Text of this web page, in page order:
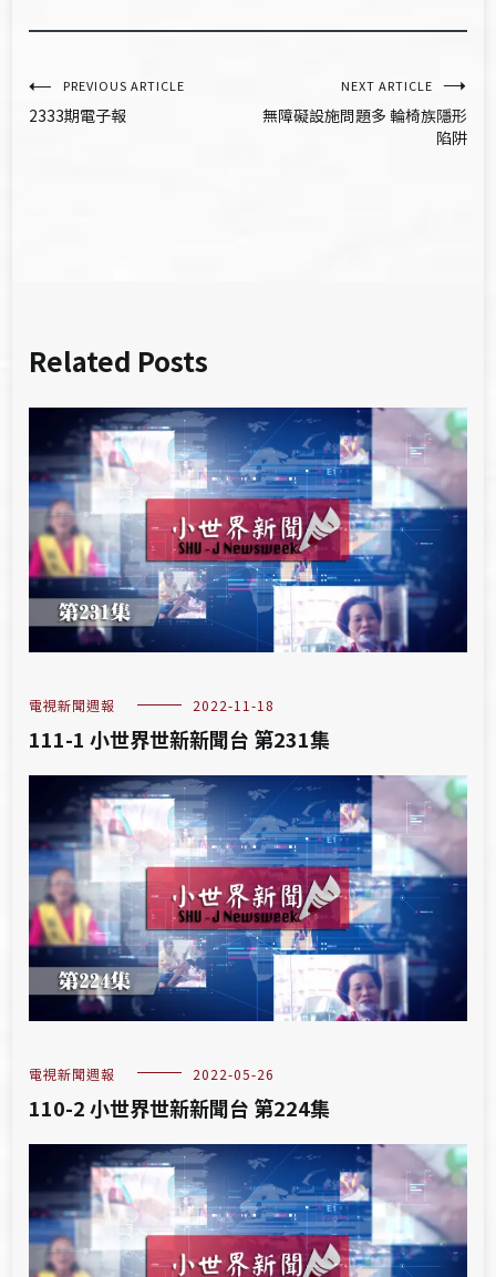
文
章
PREVIOUS ARTICLE
2333期電子報
NEXT ARTICLE
無障礙設施問題多 輪椅族隱形
陷阱
Related Posts
電視新聞週報 2022-11-18
111-1 小世界世新新聞台 第231集
電視新聞週報 2022-05-26
110-2 小世界世新新聞台 第224集